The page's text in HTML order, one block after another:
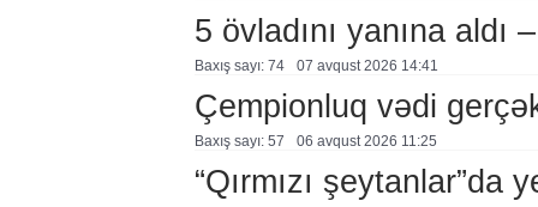
5 övladını yanına aldı
Baxış sayı: 74 07 avqust 2026 14:41
Çempionluq vədi
Baxış sayı: 57 06 avqust 2026 11:25
“Qırmızı şeytanlar”da